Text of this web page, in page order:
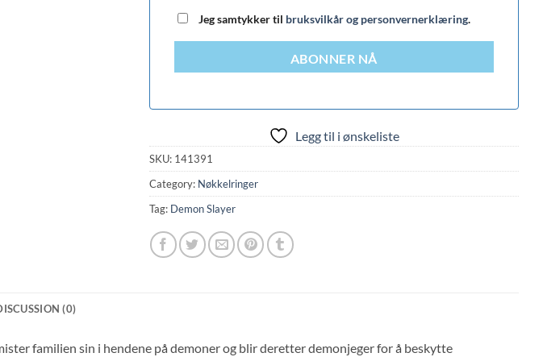
Jeg samtykker til bruksvilkår og personvernerklæring.
ABONNER NÅ
Legg til i ønskeliste
SKU: 141391
Category: Nøkkelringer
Tag: Demon Slayer
(0)
familien sin i hendene på demoner og blir deretter demonjeger for å beskytte